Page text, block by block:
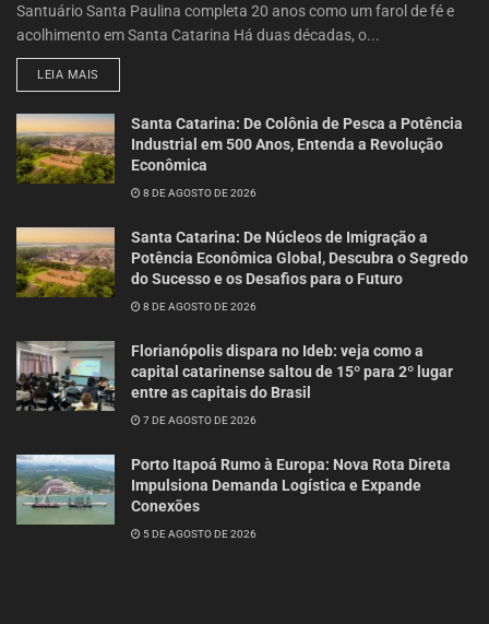
Santuário Santa Paulina completa 20 anos como um farol de fé e
acolhimento em Santa Catarina Há duas décadas, o...
LEIA MAIS
Santa Catarina: De Colônia de Pesca a Potência
Industrial em 500 Anos, Entenda a Revolução
Econômica
8 DE AGOSTO DE 2026
Santa Catarina: De Núcleos de Imigração a
Potência Econômica Global, Descubra o Segredo
do Sucesso e os Desafios para o Futuro
8 DE AGOSTO DE 2026
Florianópolis dispara no Ideb: veja como a
capital catarinense saltou de 15º para 2º lugar
entre as capitais do Brasil
7 DE AGOSTO DE 2026
Porto Itapoá Rumo à Europa: Nova Rota Direta
Impulsiona Demanda Logística e Expande
Conexões
5 DE AGOSTO DE 2026